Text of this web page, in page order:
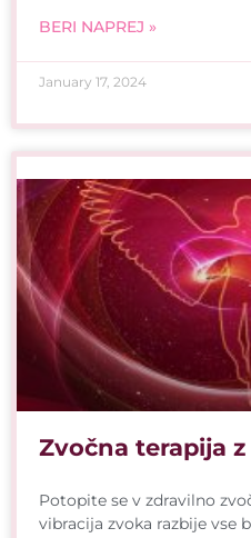
BERI NAPREJ »
January 17, 2024
Zvočna terapija
Potopite se v zdravilno
vibracija zvoka razbije vse